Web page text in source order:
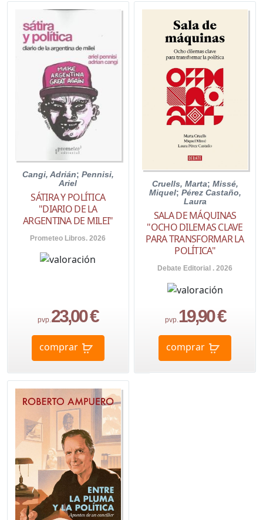
Cangi, Adrián; Pennisi,
Ariel
SÁTIRA Y POLÍTICA
"DIARIO DE LA
ARGENTINA DE MILEI"
Prometeo Libros. 2026
pvp. 23,00 €
comprar
Cruells, Marta; Missé,
Miquel; Pérez Castaño,
Laura
SALA DE MÁQUINAS
"OCHO DILEMAS CLAVE
PARA TRANSFORMAR LA
POLÍTICA"
Debate Editorial . 2026
pvp. 19,90 €
comprar